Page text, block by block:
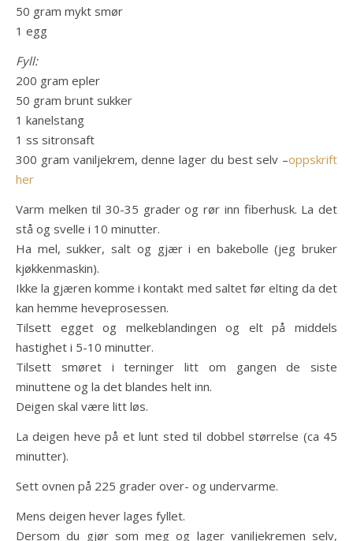
50 gram mykt smør
1 egg
Fyll:
200 gram epler
50 gram brunt sukker
1 kanelstang
1 ss sitronsaft
300 gram vaniljekrem, denne lager du best selv –oppskrift
her
Varm melken til 30-35 grader og rør inn fiberhusk. La det
stå og svelle i 10 minutter.
Ha mel, sukker, salt og gjær i en bakebolle (jeg bruker
kjøkkenmaskin).
Ikke la gjæren komme i kontakt med saltet før elting da det
kan hemme heveprosessen.
Tilsett egget og melkeblandingen og elt på middels
hastighet i 5-10 minutter.
Tilsett smøret i terninger litt om gangen de siste
minuttene og la det blandes helt inn.
Deigen skal være litt løs.
La deigen heve på et lunt sted til dobbel størrelse (ca 45
minutter).
Sett ovnen på 225 grader over- og undervarme.
Mens deigen hever lages fyllet.
Dersom du gjør som meg og lager vaniljekremen selv,